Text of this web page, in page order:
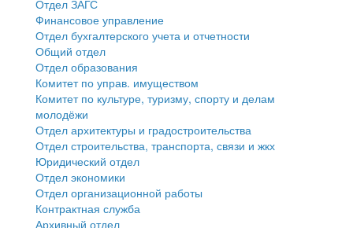
Государственные услуги
Промышленность и АПК
Экономика и бизнес
Символика
Устав
Гостям округа
Туризм
Культура
Образование
Здравоохранение
муниципального округа Тверской области
Администрация Кашинского муниципального округа
Тверской области
Управление сельскими территориями
Открытые данные
Работа с обращениями граждан
Муниципальный контроль
Финансовое управление
Бюджет для граждан
Имущество
Выявление правообладателей ранее учтенных
объектов недвижимости
Имущественная поддержка субъектов малого и
среднего предпринимательства
Отдел ЗАГС
Финансовое управление
Отдел бухгалтерского учета и отчетности
Общий отдел
Отдел образования
Комитет по управ. имуществом
Комитет по культуре, туризму, спорту и делам
молодёжи
Отдел архитектуры и градостроительства
Отдел строительства, транспорта, связи и жкх
Юридический отдел
Отдел экономики
Отдел организационной работы
Контрактная служба
Архивный отдел